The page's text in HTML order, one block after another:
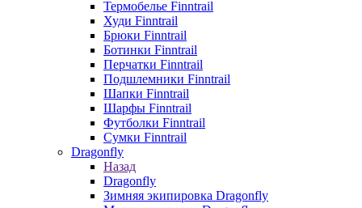
Термобелье Finntrail
Худи Finntrail
Брюки Finntrail
Ботинки Finntrail
Перчатки Finntrail
Подшлемники Finntrail
Шапки Finntrail
Шарфы Finntrail
Футболки Finntrail
Сумки Finntrail
Dragonfly
Назад
Dragonfly
Зимняя экипировка Dragonfly